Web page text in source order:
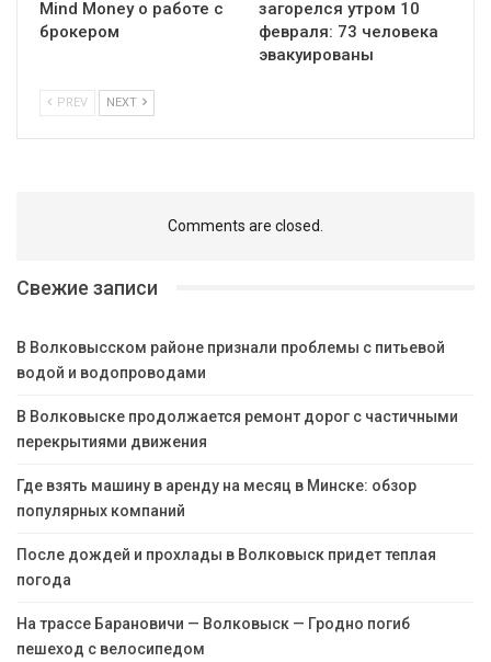
Mind Money о работе с
брокером
загорелся утром 10
февраля: 73 человека
эвакуированы
PREV NEXT
Comments are closed.
Свежие записи
В Волковысском районе признали проблемы с питьевой
водой и водопроводами
В Волковыске продолжается ремонт дорог с частичными
перекрытиями движения
Где взять машину в аренду на месяц в Минске: обзор
популярных компаний
После дождей и прохлады в Волковыск придет теплая
погода
На трассе Барановичи — Волковыск — Гродно погиб
пешеход с велосипедом